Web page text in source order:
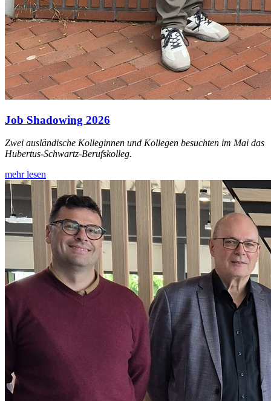
Job Shadowing 2026
Zwei ausländische Kolleginnen und Kollegen besuchten im Mai das
Hubertus‑Schwartz‑Berufskolleg.
mehr lesen